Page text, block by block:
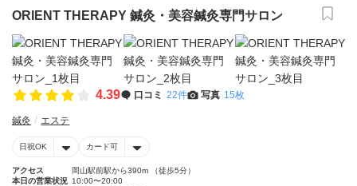
ORIENT THERAPY 鍼灸・美容鍼灸専門サロン
4.39 口コミ 22件 写真 15枚
鍼灸 エステ
日祝OK カード可
アクセス
岡山駅前駅から390m （徒歩5分）
本日の営業状況 10:00〜20:00